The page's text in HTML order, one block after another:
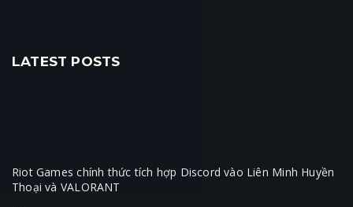
LATEST POSTS
Riot Games chính thức tích hợp Discord vào Liên Minh Huyền
Thoại và VALORANT